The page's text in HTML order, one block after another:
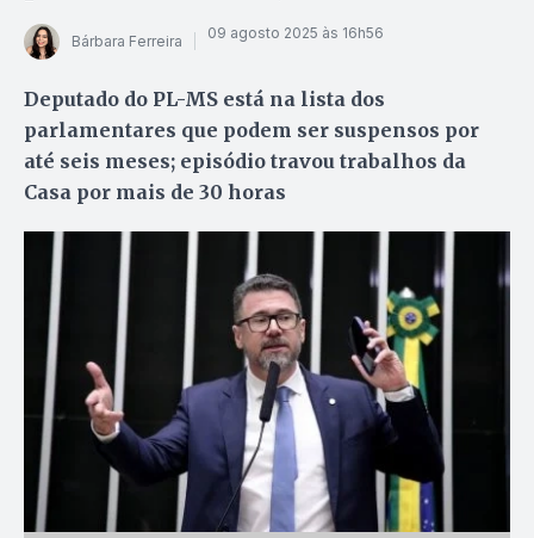
Bárbara Ferreira 09 agosto 2025 às 16h56
Deputado do PL-MS está na lista dos
parlamentares que podem ser suspensos por
até seis meses; episódio travou trabalhos da
Casa por mais de 30 horas